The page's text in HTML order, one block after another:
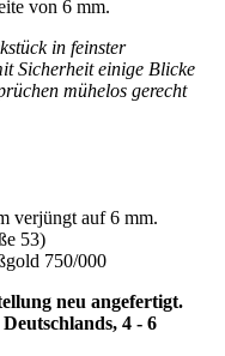
von 6 mm.
in feinster
Sicherheit einige Blicke
mühelos gerecht
verjüngt auf 6 mm.
53)
750/000
neu angefertigt.
4 - 6